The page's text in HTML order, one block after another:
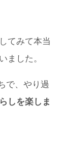
てみて本当
ました。
で、やり過
しを楽しま